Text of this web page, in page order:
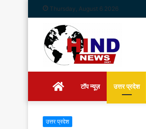
Thursday, August 6 2026
Homeटॉप न्यूज़ उत्तर प्रदेश
उत्तर प्रदेश